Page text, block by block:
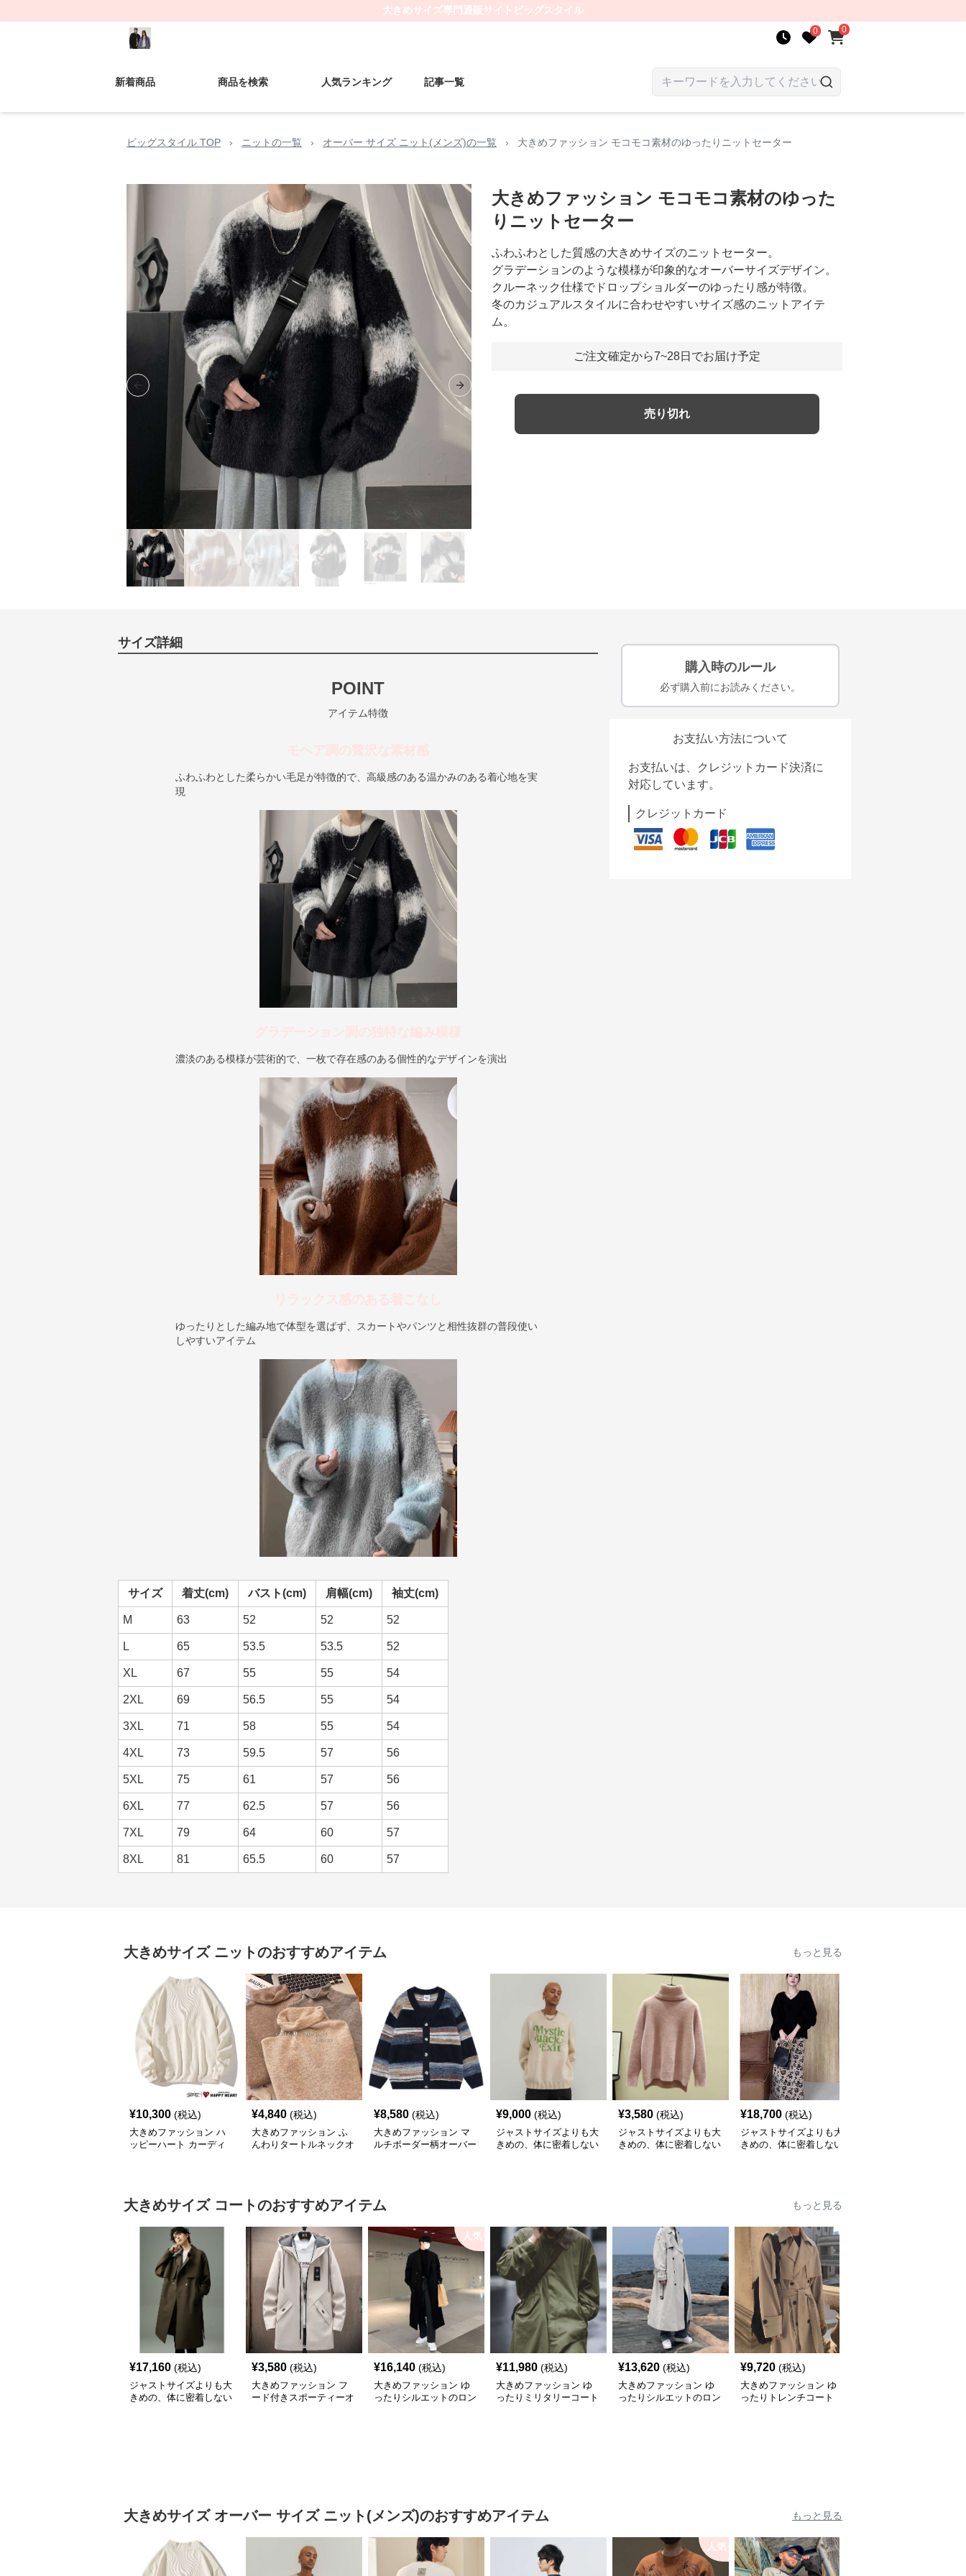
大きめサイズ専門通販サイト ビッグスタイル
0 0
新着商品 商品を検索 人気ランキング 記事一覧
ビッグスタイル TOP › ニットの一覧 › オーバー サイズ ニット(メンズ)の一覧 › 大きめファッション モコモコ素材のゆったりニットセーター
Previous slide Next slide
大きめファッション モコモコ素材のゆった
りニットセーター
ふわふわとした質感の大きめサイズのニットセーター。
グラデーションのような模様が印象的なオーバーサイズデザイン。
クルーネック仕様でドロップショルダーのゆったり感が特徴。
冬のカジュアルスタイルに合わせやすいサイズ感のニットアイテ
ム。
ご注文確定から7~28日でお届け予定
売り切れ
サイズ詳細
POINT
アイテム特徴
ふわふわとした柔らかい毛足が特徴的で、高級感のある温かみのある着心地を実
現
濃淡のある模様が芸術的で、一枚で存在感のある個性的なデザインを演出
ゆったりとした編み地で体型を選ばず、スカートやパンツと相性抜群の普段使い
しやすいアイテム
サイズ 着丈(cm) バスト(cm) 肩幅(cm) 袖丈(cm)
M 63 52 52 52
L 65 53.5 53.5 52
XL 67 55 55 54
2XL 69 56.5 55 54
3XL 71 58 55 54
4XL 73 59.5 57 56
5XL 75 61 57 56
6XL 77 62.5 57 56
7XL 79 64 60 57
8XL 81 65.5 60 57
購入時のルール
必ず購入前にお読みください。
お支払い方法について
お支払いは、クレジットカード決済に
対応しています。
クレジットカード
大きめサイズ ニットのおすすめアイテム もっと見る
¥10,300 (税込)
大きめファッション ハ
ッピーハート カーディ
¥4,840 (税込)
大きめファッション ふ
んわりタートルネックオ
¥8,580 (税込)
大きめファッション マ
ルチボーダー柄オーバー
¥9,000 (税込)
ジャストサイズよりも大
きめの、体に密着しない
¥3,580 (税込)
ジャストサイズよりも大
きめの、体に密着しない
¥18,700 (税込)
ジャストサイズよりも大
きめの、体に密着しない
大きめサイズ コートのおすすめアイテム もっと見る
¥17,160 (税込)
ジャストサイズよりも大
きめの、体に密着しない
¥3,580 (税込)
大きめファッション フ
ード付きスポーティーオ
人気
¥16,140 (税込)
大きめファッション ゆ
ったりシルエットのロン
¥11,980 (税込)
大きめファッション ゆ
ったりミリタリーコート
¥13,620 (税込)
大きめファッション ゆ
ったりシルエットのロン
¥9,720 (税込)
大きめファッション ゆ
ったりトレンチコート
大きめサイズ オーバー サイズ ニット(メンズ)のおすすめアイテム もっと見る
人気